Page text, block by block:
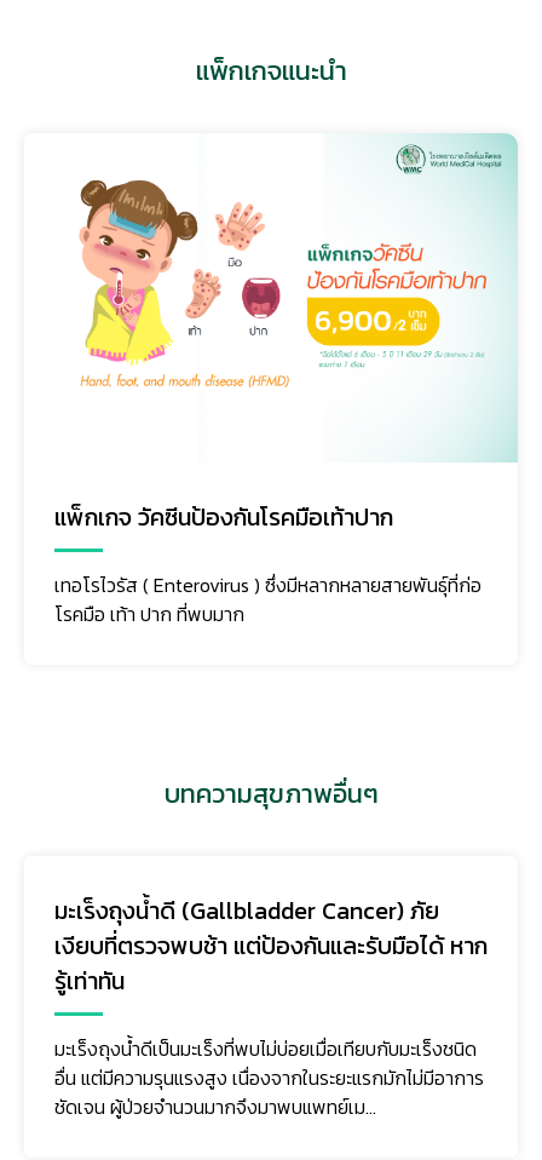
แพ็กเกจแนะนำ
แพ็กเกจ วัคซีนป้องกันโรคมือเท้าปาก
เทอโรไวรัส ( Enterovirus ) ซึ่งมีหลากหลายสายพันธุ์ที่ก่อ
โรคมือ เท้า ปาก ที่พบมาก
บทความสุขภาพอื่นๆ
มะเร็งถุงน้ำดี (Gallbladder Cancer) ภัย
เงียบที่ตรวจพบช้า แต่ป้องกันและรับมือได้ หาก
รู้เท่าทัน
มะเร็งถุงน้ำดีเป็นมะเร็งที่พบไม่บ่อยเมื่อเทียบกับมะเร็งชนิด
อื่น แต่มีความรุนแรงสูง เนื่องจากในระยะแรกมักไม่มีอาการ
ชัดเจน ผู้ป่วยจำนวนมากจึงมาพบแพทย์เม...